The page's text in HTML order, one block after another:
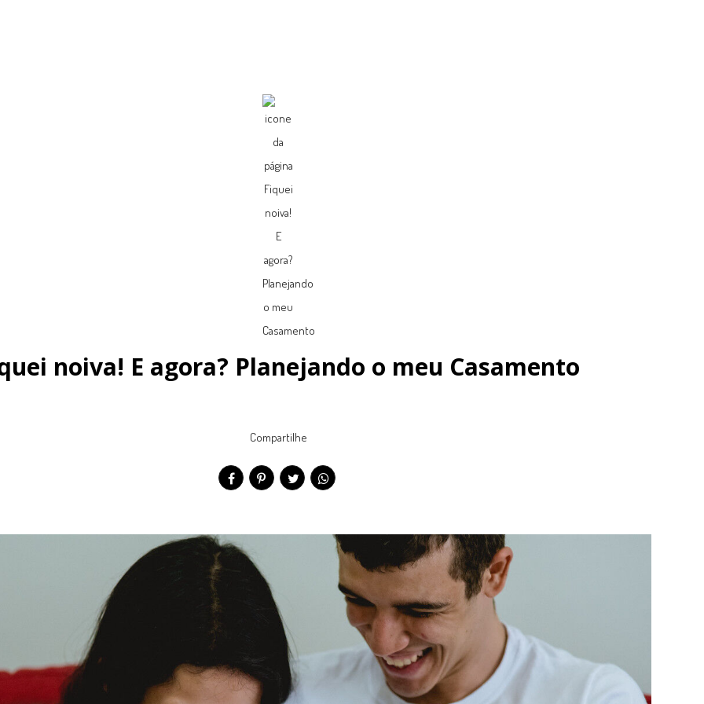
noiva! E agora? Planejando o meu Casamento
Compartilhe